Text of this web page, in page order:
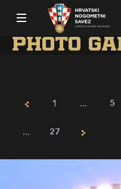
Photo
1 ... 5
... 27